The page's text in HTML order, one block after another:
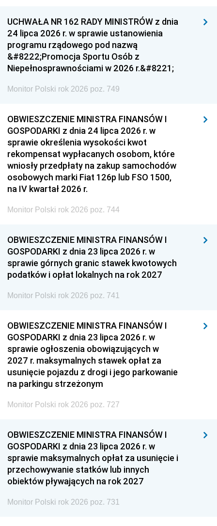
UCHWAŁA NR 162 RADY MINISTRÓW z dnia
24 lipca 2026 r. w sprawie ustanowienia
programu rządowego pod nazwą
&#8222;Promocja Sportu Osób z
Niepełnosprawnościami w 2026 r.&#8221;
Monitor Polski rok 2026 poz. 749
OBWIESZCZENIE MINISTRA FINANSÓW I
GOSPODARKI z dnia 24 lipca 2026 r. w
sprawie określenia wysokości kwot
rekompensat wypłacanych osobom, które
wniosły przedpłaty na zakup samochodów
osobowych marki Fiat 126p lub FSO 1500,
na IV kwartał 2026 r.
Monitor Polski rok 2026 poz. 744
OBWIESZCZENIE MINISTRA FINANSÓW I
GOSPODARKI z dnia 23 lipca 2026 r. w
sprawie górnych granic stawek kwotowych
podatków i opłat lokalnych na rok 2027
Monitor Polski rok 2026 poz. 741
OBWIESZCZENIE MINISTRA FINANSÓW I
GOSPODARKI z dnia 23 lipca 2026 r. w
sprawie ogłoszenia obowiązujących w
2027 r. maksymalnych stawek opłat za
usunięcie pojazdu z drogi i jego parkowanie
na parkingu strzeżonym
Monitor Polski rok 2026 poz. 727
OBWIESZCZENIE MINISTRA FINANSÓW I
GOSPODARKI z dnia 23 lipca 2026 r. w
sprawie maksymalnych opłat za usunięcie i
przechowywanie statków lub innych
obiektów pływających na rok 2027
Monitor Polski rok 2026 poz. 731